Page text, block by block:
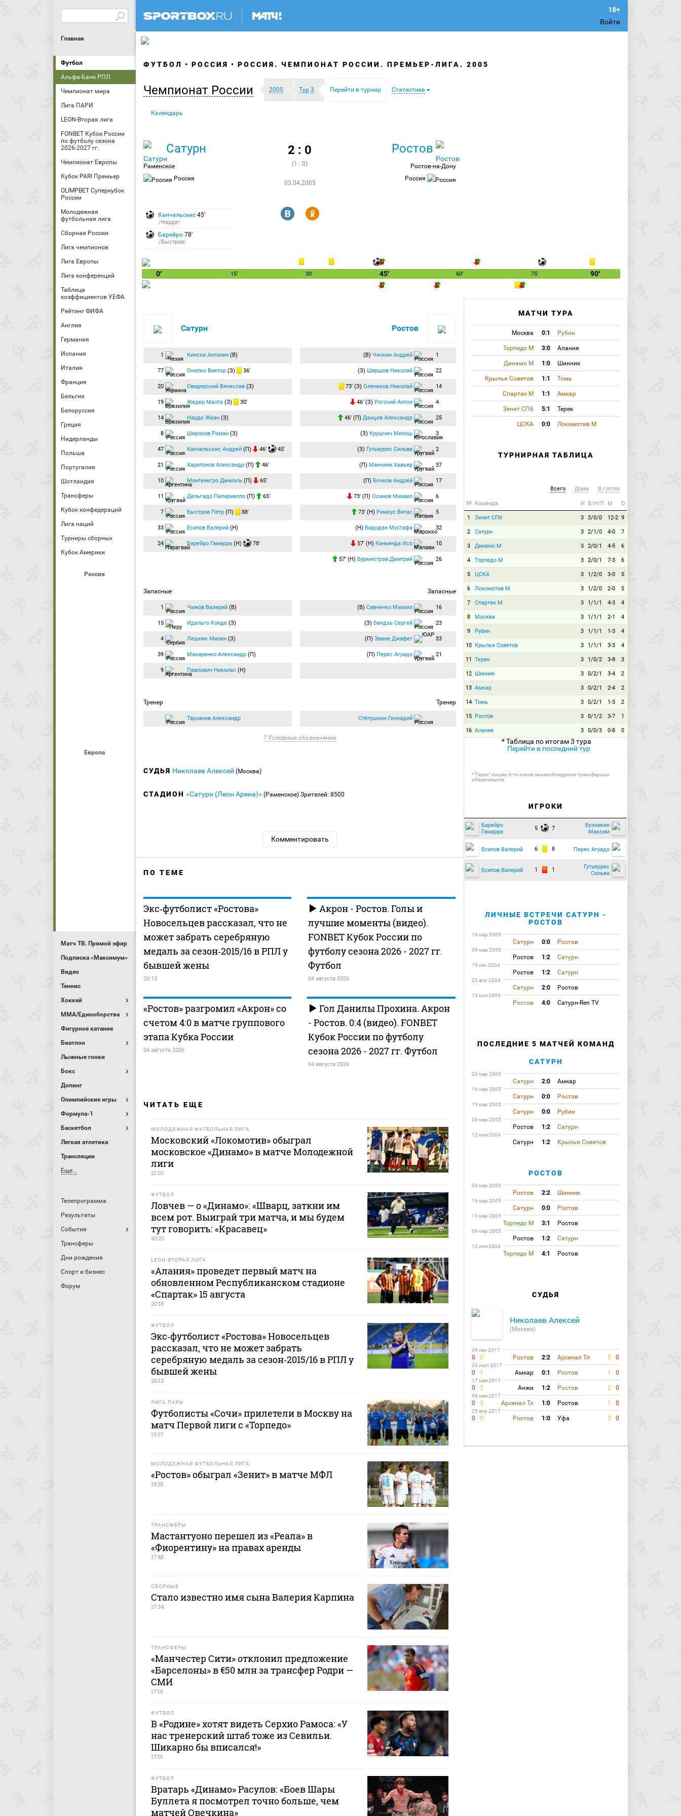
Войти
Главная
Футбол
Альфа-Банк РПЛ
Чемпионат мира
Лига ПАРИ
LEON-Вторая лига
FONBET Кубок России
по футболу сезона
2026-2027 гг.
Чемпионат Европы
Кубок PARI Премьер
OLIMPBET Суперкубок
России
Молодежная
футбольная лига
Сборная России
Лига чемпионов
Лига Европы
Лига конференций
Таблица
коэффициентов УЕФА
Рейтинг ФИФА
Англия
Германия
Испания
Италия
Франция
Бельгия
Белоруссия
Греция
Нидерланды
Польша
Португалия
Шотландия
Трансферы
Кубок конфедераций
Лига наций
Турниры сборных
Кубок Америки
Россия
Европа
Матч ТВ. Прямой эфир
Подписка «Максимум»
Видео
Теннис
Хоккей
MMA/Единоборства
Фигурное катание
Биатлон
Лыжные гонки
Бокс
Допинг
Олимпийские игры
Формула-1
Баскетбол
Легкая атлетика
Трансляции
Еще...
Телепрограмма
Результаты
События
Трансферы
Дни рождения
Спорт и бизнес
Форум
ФУТБОЛ РОССИЯ РОССИЯ. ЧЕМПИОНАТ РОССИИ. ПРЕМЬЕР-ЛИГА. 2005
Чемпионат России 2005 Тур 3 Перейти в турнир Статистика
Календарь
Сатурн
Раменское
Россия
2 : 0
(1 : 0)
03.04.2005
Ростов
Ростов-на-Дону
Россия
Канчельскис 45′
/Нарде/
Барейро 78′
/Быстров/
R Y
0′ 15′ 30′ 45′ 60′ 75′ 90′
Сатурн
1 Кински Антонин (В)
77 Онопко Виктор (З) 36′
20 Свидерский Вячеслав (З)
19 Жедер Малта (З) 30′
14 Нарде Жеан (З)
8 Широков Роман (З)
47 Канчельскис Андрей (П) 46′ 45′
21 Харитонов Александр (П) 46′
10 Монтенегро Даниэль (П) 65′
11 Дельгадо Папариелло (П) 65′
7 Быстров Петр (П) 88′
33 Есипов Валерий (Н)
24 Барейро Гамарра (Н) 78′
Запасные
1 Чижов Валерий (В)
15 Идальго Конде (З)
4 Лешняк Милан (З)
39 Макаренко Александр (П)
9 Павлович Николас (Н)
Тренер
Тарханов Александр
Ростов
(В) Чичкин Андрей 1
(З) Ширшов Николай 22
73′ (З) Олеников Николай 14
46′ (З) Рогочий Антон 4
46′ (П) Данцев Александр 25
(З) Крушчич Милош 3
(З) Гутьеррес Сильва 2
(П) Манчини Хавьер 37
(П) Бочков Андрей 17
73′ (П) Осинов Михаил 6
73′ (Н) Римкус Витас 5
(Н) Бидодан Мустафа 32
57′ (Н) Каньенда Исо 10
57′ (Н) Бурмистров Дмитрий 26
Запасные
(В) Савченко Михаил 16
(З) Бендзь Сергей 23
(П) Зване Джафет 33
(П) Перес Агуадо 21
Тренер
Стёпушкин Геннадий
? Условные обозначения
СУДЬЯ Николаев Алексей (Москва)
СТАДИОН «Сатурн (Леон Арена)» (Раменское) Зрителей: 8500
Комментировать
ПО ТЕМЕ
Экс‑футболист «Ростова»
Новосельцев рассказал, что не
может забрать серебряную
медаль за сезон‑2015/16 в РПЛ у
бывшей жены
20:13
Акрон - Ростов. Голы и
лучшие моменты (видео).
FONBET Кубок России по
футболу сезона 2026 - 2027 гг.
Футбол
04 августа 2026
«Ростов» разгромил «Акрон» со
счетом 4:0 в матче группового
этапа Кубка России
04 августа 2026
Гол Данилы Прохина. Акрон
- Ростов. 0:4 (видео). FONBET
Кубок России по футболу
сезона 2026 - 2027 гг. Футбол
04 августа 2026
ЧИТАТЬ ЕЩЕ
МОЛОДЕЖНАЯ ФУТБОЛЬНАЯ ЛИГА
Московский «Локомотив» обыграл
московское «Динамо» в матче Молодежной
лиги
21:03
ФУТБОЛ
Ловчев — о «Динамо»: «Шварц, заткни им
всем рот. Выиграй три матча, и мы будем
тут говорить: «Красавец»
20:22
LEON-ВТОРАЯ ЛИГА
«Алания» проведет первый матч на
обновленном Республиканском стадионе
«Спартак» 15 августа
20:18
ФУТБОЛ
Экс‑футболист «Ростова» Новосельцев
рассказал, что не может забрать
серебряную медаль за сезон‑2015/16 в РПЛ у
бывшей жены
20:13
ЛИГА ПАРИ
Футболисты «Сочи» прилетели в Москву на
матч Первой лиги с «Торпедо»
19:57
МОЛОДЕЖНАЯ ФУТБОЛЬНАЯ ЛИГА
«Ростов» обыграл «Зенит» в матче МФЛ
19:25
ТРАНСФЕРЫ
Мастантуоно перешел из «Реала» в
«Фиорентину» на правах аренды
17:48
СБОРНЫЕ
Стало известно имя сына Валерия Карпина
17:34
ТРАНСФЕРЫ
«Манчестер Сити» отклонил предложение
«Барселоны» в €50 млн за трансфер Родри —
СМИ
17:16
ФУТБОЛ
В «Родине» хотят видеть Серхио Рамоса: «У
нас тренерский штаб тоже из Севильи.
Шикарно бы вписался!»
17:01
ФУТБОЛ
Вратарь «Динамо» Расулов: «Боев Шары
Буллета я посмотрел точно больше, чем
матчей Овечкина»
МАТЧИ ТУРА
Москва 0:1 Рубин
Торпедо М 3:0 Алания
Динамо М 1:0 Шинник
Крылья Советов 1:1 Томь
Спартак М 1:1 Амкар
Зенит СПб 5:1 Терек
ЦСКА 0:0 Локомотив М
ТУРНИРНАЯ ТАБЛИЦА
Всего Дома В гостях
№ Команда И В/Н/П М О
1 Зенит СПб 3 3/0/0 12-2 9
2 Сатурн 3 2/1/0 4-0 7
3 Динамо М 3 2/0/1 4-5 6
4 Торпедо М 3 2/0/1 7-3 6
5 ЦСКА 3 1/2/0 3-0 5
6 Локомотив М 3 1/2/0 2-0 5
7 Спартак М 3 1/1/1 4-3 4
8 Москва 3 1/1/1 2-1 4
9 Рубин 3 1/1/1 1-3 4
10 Крылья Советов 3 1/1/1 3-3 4
11 Терек 3 1/0/2 3-8 3
12 Шинник 3 0/2/1 3-4 2
13 Амкар 3 0/2/1 2-4 2
14 Томь 3 0/2/1 1-3 2
15 Ростов 3 0/1/2 3-7 1
16 Алания 3 0/0/3 0-8 0
* Таблица по итогам 3 тура
Перейти в последний тур
*"Терек" лишен 6-ти очков за несоблюдение трансферных
обязательств
ИГРОКИ
Барейро
Гамарра
5 7
Бузникин
Максим
Есипов Валерий 6 8 Перес Агуадо
Есипов Валерий 1 1
Гутьеррес
Сильва
ЛИЧНЫЕ ВСТРЕЧИ САТУРН -
РОСТОВ
16 мар 2005
Сатурн 0:0 Ростов
09 мар 2005
Ростов 1:2 Сатурн
19 сен 2004
Ростов 1:2 Сатурн
25 апр 2004
Сатурн 2:0 Ростов
13 ноя 2003
Ростов 4:0 Сатурн-Ren TV
ПОСЛЕДНИЕ 5 МАТЧЕЙ КОМАНД
САТУРН
20 мар 2005
Сатурн 2:0 Амкар
16 мар 2005
Сатурн 0:0 Ростов
13 мар 2005
Сатурн 0:0 Рубин
09 мар 2005
Ростов 1:2 Сатурн
12 ноя 2004
Сатурн 1:2 Крылья Советов
РОСТОВ
20 мар 2005
Ростов 2:2 Шинник
16 мар 2005
Сатурн 0:0 Ростов
13 мар 2005
Торпедо М 3:1 Ростов
09 мар 2005
Ростов 1:2 Сатурн
12 ноя 2004
Торпедо М 4:1 Ростов
СУДЬЯ
Николаев Алексей
(Москва)
09 сен 2017
0 0 Ростов 2:2 Арсенал Тл 3 0
30 июл 2017
0 1 Амкар 0:1 Ростов 1 0
17 мая 2017
0 2 Анжи 1:2 Ростов 2 0
06 мая 2017
0 3 Арсенал Тл 1:0 Ростов 1 0
25 апр 2017
0 0 Ростов 1:0 Уфа 3 0